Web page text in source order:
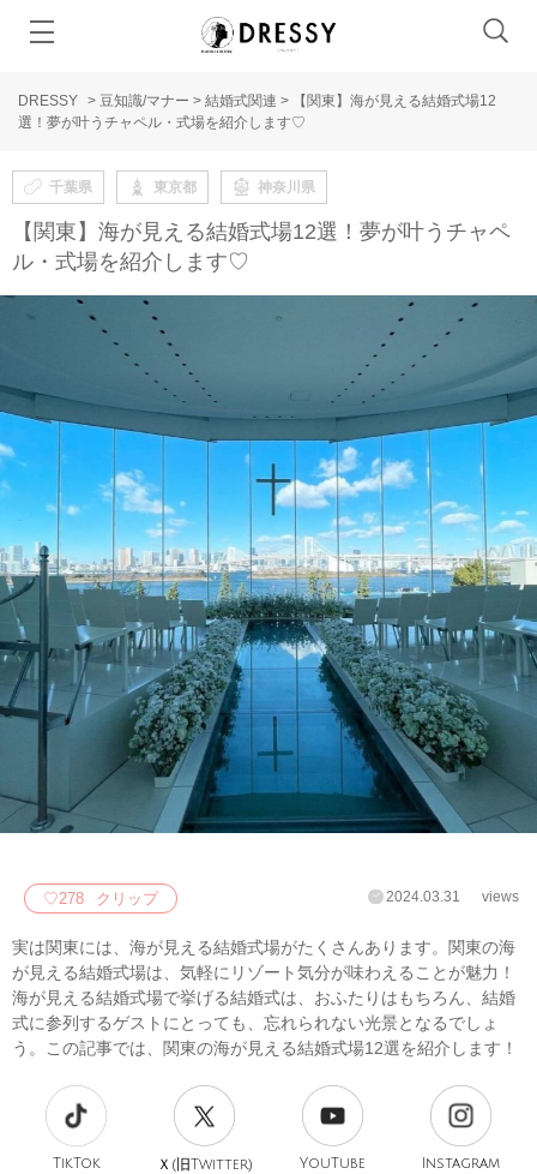
DRESSY > 豆知識/マナー > 結婚式関連 >
【関東】海が見える結婚式場12
選！夢が叶うチャペル・式場を紹介します♡
千葉県 東京都 神奈川県
【関東】海が見える結婚式場12選！夢が叶うチャペ
ル・式場を紹介します♡
♡278 クリップ 2024.03.31 views
実は関東には、海が見える結婚式場がたくさんあります。関東の海
が見える結婚式場は、気軽にリゾート気分が味わえることが魅力！
海が見える結婚式場で挙げる結婚式は、おふたりはもちろん、結婚
式に参列するゲストにとっても、忘れられない光景となるでしょ
う。この記事では、関東の海が見える結婚式場12選を紹介します！
TikTok Ｘ(旧Twitter) YouTube Instagram